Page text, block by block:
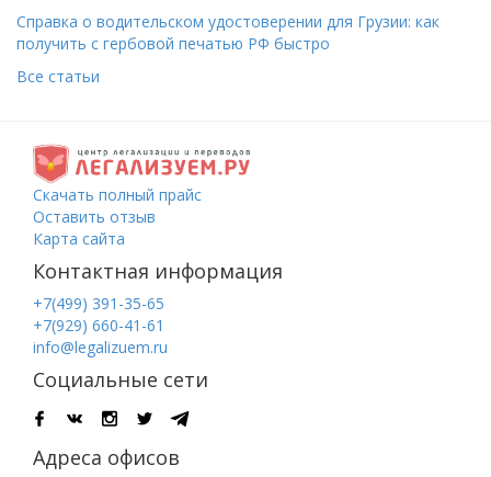
Справка о водительском удостоверении для Грузии: как
получить с гербовой печатью РФ быстро
Все статьи
Скачать полный прайс
Оставить отзыв
Карта сайта
Контактная информация
+7(499) 391-35-65
+7(929) 660-41-61
info@legalizuem.ru
Социальные сети
Адреса офисов